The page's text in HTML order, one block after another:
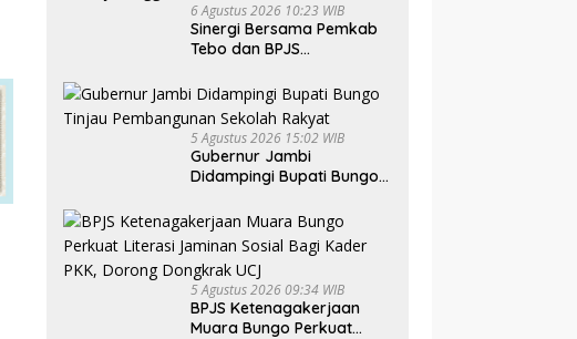
6 Agustus 2026 10:23 WIB
Sinergi Bersama Pemkab
Tebo dan BPJS
Perlindungan Pekerja
hingga ke Desa
5 Agustus 2026 15:02 WIB
Gubernur Jambi
Didampingi Bupati Bungo
Sekolah Rakyat
5 Agustus 2026 09:34 WIB
BPJS Ketenagakerjaan
Muara Bungo Perkuat